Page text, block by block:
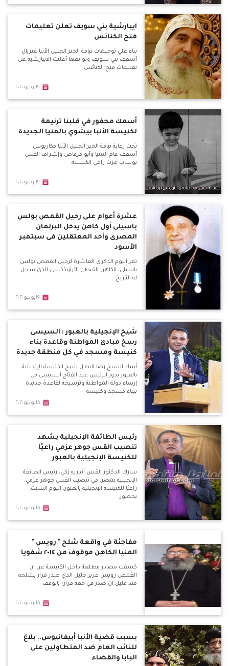
ايبارشية بني سويف تعلن تعليمات
فتح الكنائس
بناء علي توجيهات نيافة الحبر الجليل الأنبا غبريال
أسقف بني سويف وتوابعها أعلنت الايبارشية عن
تعليمات فتح الكنائس
١٩يوليو٢٠٢٠
أسمك محفور في قلبنا ترنيمة
لكنيسة الأنبا بيشوي بالمنيا الجديدة
تحت رعاية نيافة الحبر الجليل الأنبا مكاريوس
أسقف عام المنيا وأبو قرقاص وإشراف القس
يوساب عزت راعي الكنيسة
١٩يوليو٢٠٢٠
عشرة أعوام على رحيل القمص بولس
باسيلى أول كاهن يدخل البرلمان
المصرى وأحد المعتقلين فى سبتمبر
الأسود
تمر اليوم الذكرى العاشرة لرحيل القمص بولس
باسيلي، الكاهن القبطى الأرثوذكسى الذى سجل
له التاريخ
١٩يوليو٢٠٢٠
شيخ الإنجيلية بالعبور : السيسى
رسخ مبادئ المواطنة وقاعدة بناء
كنيسة ومسجد في كل منطقة جديدة
أشاد الشيخ رضا البطل شيخ الكنيسة الإنجيلية
بالعبور بدور الرئيس عبد الفتاح السيسى في
إرساء دولة المواطنة وترسيخه لقاعدة جديدة
ببناء مسجد وكنيسة
١٨يوليو٢٠٢٠
رئيس الطائفة الإنجيلية يشهد
تنصيب القس جوهر عزمي راعيًا
للكنيسة الإنجيلية بالعبور
شارك الدكتور القس أندريه زكي، رئيس الطائفة
الإنجيلية بمصر، في تنصيب القس جوهر عزمي،
راعيًا للكنيسة الإنجيلية بالعبور، اليوم السبت،
بحضور
١٨يوليو٢٠٢٠
مفاجئة في واقعة شلح " رويس "
المنيا الكاهن موقوف من ٢٠١٤ شفويا
كشفت مصادر مطلعة داخل الكنيسة عن ان
القمص رويس عزيز خليل الذي صدر قرار بشلحه
منذ قليل ان صدر في حقه قرارا بالوقف
١٨يوليو٢٠٢٠
بسبب قضية الأنبا أبيفانيوس.. بلاغ
للنائب العام ضد المتطاولين على
البابا والقضاء